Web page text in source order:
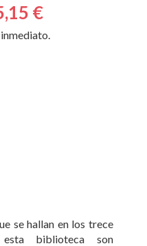
€
se hallan en los trece
biblioteca son